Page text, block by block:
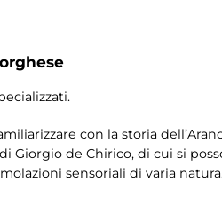
con la storia
de Chirico, di cui si
sensoriali di varia